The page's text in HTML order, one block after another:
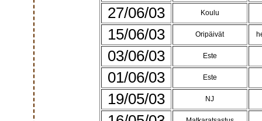
27/06/03 Koulu
15/06/03 Oripäivät
03/06/03 Este
01/06/03 Este
19/05/03 NJ